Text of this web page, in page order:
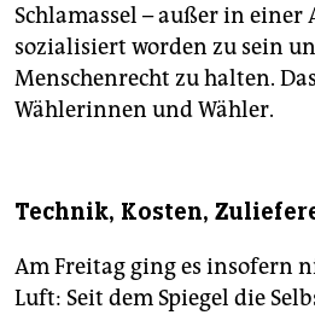
Schlamassel – außer in einer
sozialisiert worden zu sein
Menschenrecht zu halten.
Wählerinnen und Wähler.
Technik, Kosten,
Am Freitag ging es insofern
Luft: Seit dem Spiegel die